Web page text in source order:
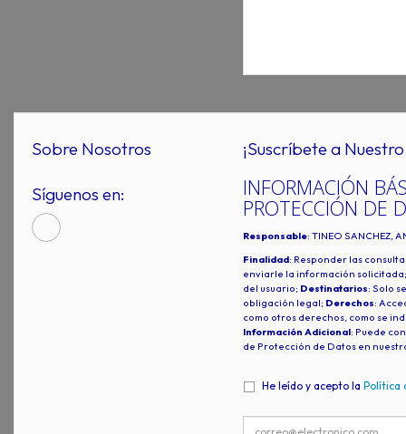
Sobre Nosotros
Síguenos en:
¡Suscríbete a
INFORMACIÓN
PROTECCIÓN DE
Responsable: TINEO SANCHEZ,
Finalidad: Responder las
enviarle la información
del usuario; Destinatarios: Solo
obligación legal; Derechos:
como otros derechos, como se
Información Adicional: Puede
de Protección de Datos en
He leído y acepto la Política